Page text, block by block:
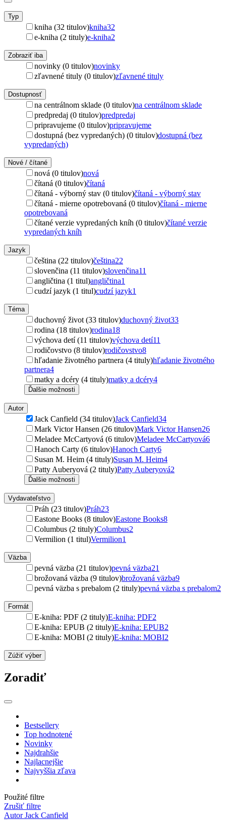
Typ
kniha (32 titulov)kniha32
e-kniha (2 tituly)e-kniha2
Zobraziť iba
novinky (0 titulov)novinky
zľavnené tituly (0 titulov)zľavnené tituly
Dostupnosť
na centrálnom sklade (0 titulov)na centrálnom sklade
predpredaj (0 titulov)predpredaj
pripravujeme (0 titulov)pripravujeme
dostupná (bez vypredaných) (0 titulov)dostupná (bez
vypredaných)
Nové / čítané
nová (0 titulov)nová
čítaná (0 titulov)čítaná
čítaná - výborný stav (0 titulov)čítaná - výborný stav
čítaná - mierne opotrebovaná (0 titulov)čítaná - mierne
opotrebovaná
čítané verzie vypredaných kníh (0 titulov)čítané verzie
vypredaných kníh
Jazyk
čeština (22 titulov)čeština22
slovenčina (11 titulov)slovenčina11
angličtina (1 titul)angličtina1
cudzí jazyk (1 titul)cudzí jazyk1
Téma
duchovný život (33 titulov)duchovný život33
rodina (18 titulov)rodina18
výchova detí (11 titulov)výchova detí11
rodičovstvo (8 titulov)rodičovstvo8
hľadanie životného partnera (4 tituly)hľadanie životného
partnera4
matky a dcéry (4 tituly)matky a dcéry4
Ďalšie možnosti
Autor
Jack Canfield (34 titulov)Jack Canfield34
Mark Victor Hansen (26 titulov)Mark Victor Hansen26
Meladee McCartyová (6 titulov)Meladee McCartyová6
Hanoch Carty (6 titulov)Hanoch Carty6
Susan M. Heim (4 tituly)Susan M. Heim4
Patty Auberyová (2 tituly)Patty Auberyová2
Ďalšie možnosti
Vydavateľstvo
Práh (23 titulov)Práh23
Eastone Books (8 titulov)Eastone Books8
Columbus (2 tituly)Columbus2
Vermilion (1 titul)Vermilion1
Väzba
pevná väzba (21 titulov)pevná väzba21
brožovaná väzba (9 titulov)brožovaná väzba9
pevná väzba s prebalom (2 tituly)pevná väzba s prebalom2
Formát
E-kniha: PDF (2 tituly)E-kniha: PDF2
E-kniha: EPUB (2 tituly)E-kniha: EPUB2
E-kniha: MOBI (2 tituly)E-kniha: MOBI2
Zúžiť výber
Zoradiť
Bestsellery
Top hodnotené
Novinky
Najdrahšie
Najlacnejšie
Najvyššia zľava
Použité filtre
Zrušiť filtre
Autor Jack Canfield